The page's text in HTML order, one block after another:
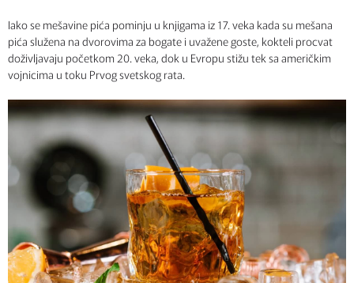
Iako se mešavine pića pominju u knjigama iz 17. veka kada su mešana
pića služena na dvorovima za bogate i uvažene goste, kokteli procvat
doživljavaju početkom 20. veka, dok u Evropu stižu tek sa američkim
vojnicima u toku Prvog svetskog rata.